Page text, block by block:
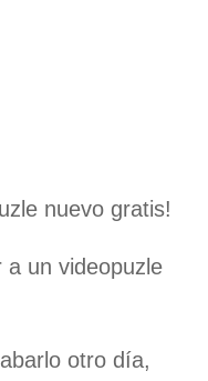
nuevo gratis!
a un videopuzle
otro día,